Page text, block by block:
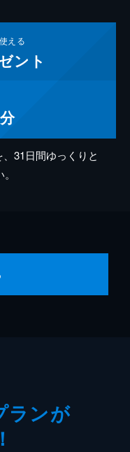
える
ント
31日間ゆっくりと
ランが